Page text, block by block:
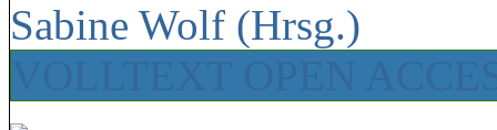
Sabine Wolf (Hrsg.)